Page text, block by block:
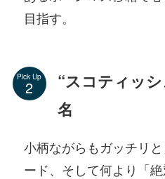
目指す。
Pick Up
“スコティッ
名
小柄ながらもガッチリ
ード、そして何より「